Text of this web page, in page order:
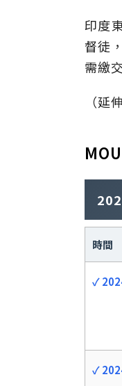
印度
督徒
需繳
（延
時間
✓
✓